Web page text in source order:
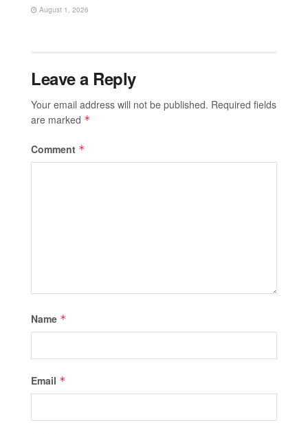
August 1, 2026
Leave a Reply
Your email address will not be published. Required fields
are marked *
Comment *
Name *
Email *